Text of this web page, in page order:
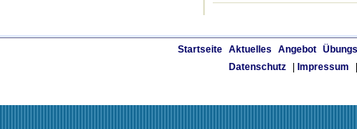
Startseite Aktuelles Angebot
Datenschutz
Impressum